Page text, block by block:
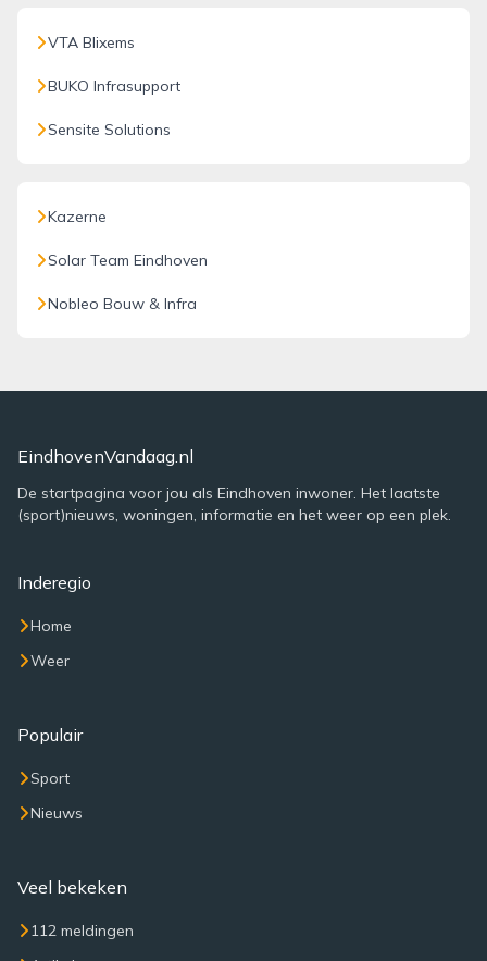
VTA Blixems
BUKO Infrasupport
Sensite Solutions
Kazerne
Solar Team Eindhoven
Nobleo Bouw & Infra
EindhovenVandaag.nl
De startpagina voor jou als Eindhoven inwoner. Het laatste
(sport)nieuws, woningen, informatie en het weer op een plek.
Inderegio
Home
Weer
Populair
Sport
Nieuws
Veel bekeken
112 meldingen